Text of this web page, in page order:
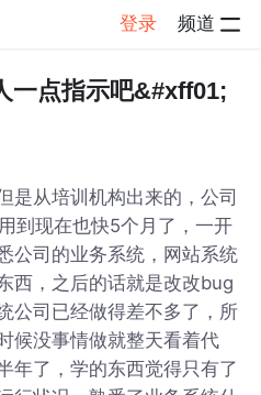
登录 频道
情
一点指示吧&#xff01;
是从培训机构出来的，公司
到现在也快5个月了，一开
公司的业务系统，网站系统
西，之后的话就是改改bug
公司已经做得差不多了，所
候没事情做就整天看着代
年了，学的东西觉得只有了